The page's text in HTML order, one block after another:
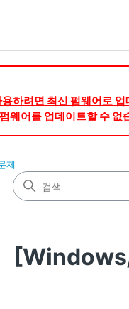
하려면 최신 펌웨어로 업
어를 업데이트할 수
제